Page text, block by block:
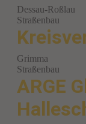
Dessau-Roßlau
Straßenbau
Grimma
Straßenbau
ARGE